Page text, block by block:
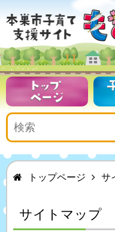
トップページ サ
サイトマップ